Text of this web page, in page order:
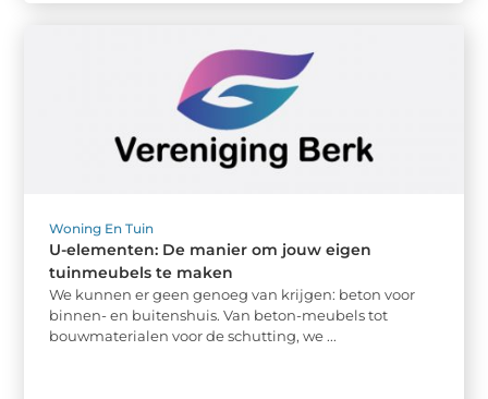
Woning En Tuin
U-elementen: De manier om jouw eigen
tuinmeubels te maken
We kunnen er geen genoeg van krijgen: beton voor
binnen- en buitenshuis. Van beton-meubels tot
bouwmaterialen voor de schutting, we ...